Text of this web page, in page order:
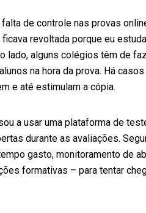
de controle nas provas
ficava revoltada porque eu
lado, alguns colégios têm de
na hora da prova. Há
e até estimulam a cópia.
a usar uma plataforma de
durante as avaliações.
gasto, monitoramento de
formativas – para tentar